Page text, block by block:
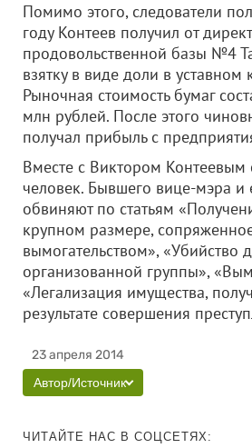
Помимо этого, следователи
году Контеев получил от
продовольственной базы №4
взятку в виде доли в уставном
Рыночная стоимость бумаг
млн рублей. После этого
получал прибыль с
Вместе с Виктором Контеевым
человек. Бывшего вице-мэра и
обвиняют по статьям
крупном размере,
вымогательством», «Убийство
организованной группы»,
«Легализация имущества,
результате совершения
23 апреля 2014
Автор/Источник
ЧИТАЙТЕ НАС В СОЦСЕТЯХ: